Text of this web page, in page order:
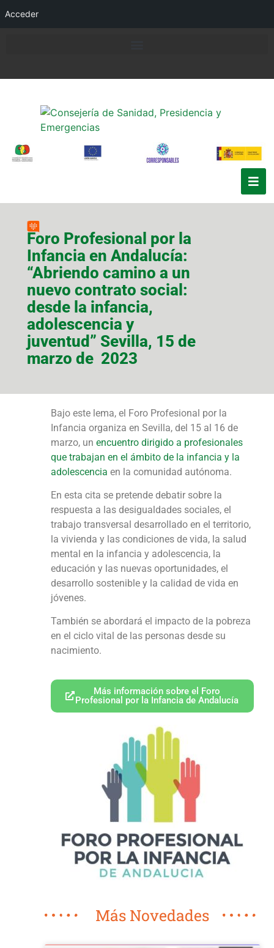
Acceder
Foro Profesional por la
Infancia en Andalucía:
“Abriendo camino a un
nuevo contrato social:
desde la infancia,
adolescencia y
juventud” Sevilla, 15 de
marzo de 2023
Bajo este lema, el Foro Profesional por la
Infancia organiza en Sevilla, del 15 al 16 de
marzo, un encuentro dirigido a profesionales
que trabajan en el ámbito de la infancia y la
adolescencia en la comunidad autónoma.
En esta cita se pretende debatir sobre la
respuesta a las desigualdades sociales, el
trabajo transversal desarrollado en el territorio,
la vivienda y las condiciones de vida, la salud
mental en la infancia y adolescencia, la
educación y las nuevas oportunidades, el
desarrollo sostenible y la calidad de vida en
jóvenes.
También se abordará el impacto de la pobreza
en el ciclo vital de las personas desde su
nacimiento.
Más información sobre el Foro
Profesional por la Infancia de Andalucía
Más Novedades